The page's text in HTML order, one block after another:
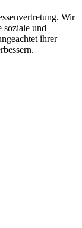
Wir
soziale und
ihrer